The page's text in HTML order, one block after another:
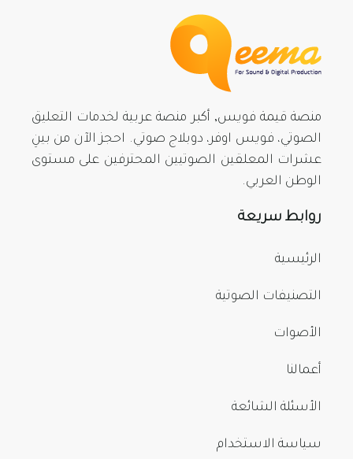
منصة قيمة فويس, أكبر منصة عربية لخدمات التعليق
الصوتي، فويس اوفر، دوبلاج صوتي. احجز الآن من بينِ
عشرات المعلقين الصوتيين المحترفين على مستوى
الوطن العربي.
روابط سريعة
الرئيسية
التصنيفات الصوتية
الأصوات
أعمالنا
الأسئلة الشائعة
سياسة الاستخدام